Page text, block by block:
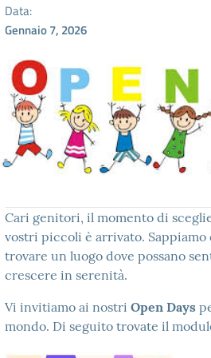
Data:
Gennaio 7, 2026
Cari genitori, il momento di
vostri piccoli è arrivato.
trovare un luogo dove possano
crescere in serenità.
Vi invitiamo ai nostri Open Days
mondo. Di seguito trovate il